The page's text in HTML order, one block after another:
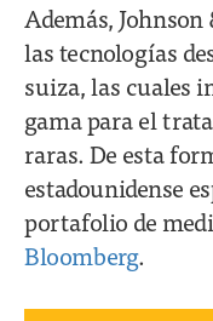
Además,
las tecnologías
suiza, las cuales
gama para el
raras. De esta
estadounidense
portafolio de
Bloomberg.